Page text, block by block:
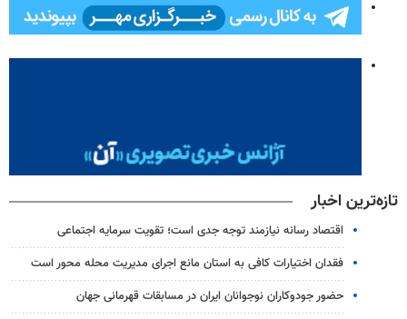
تازه‌ترین اخبار
اقتصاد رسانه نیازمند توجه جدی است؛ تقویت سرمایه اجتماعی
فقدان اختیارات کافی به استان مانع اجرای مدیریت محله محور است
حضور جودوکاران نوجوانان ایران در مسابقات قهرمانی جهان